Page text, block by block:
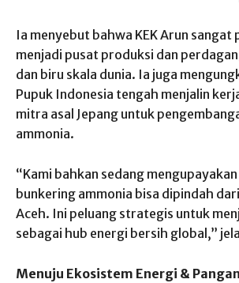
Ia menyebut bahwa KEK Arun sangat
menjadi pusat produksi dan
dan biru skala dunia. Ia juga
Pupuk Indonesia tengah menjalin
mitra asal Jepang untuk
ammonia.
“Kami bahkan sedang
bunkering ammonia bisa dipindah
Aceh. Ini peluang strategis untuk
sebagai hub energi bersih global,”
Menuju Ekosistem Energi &